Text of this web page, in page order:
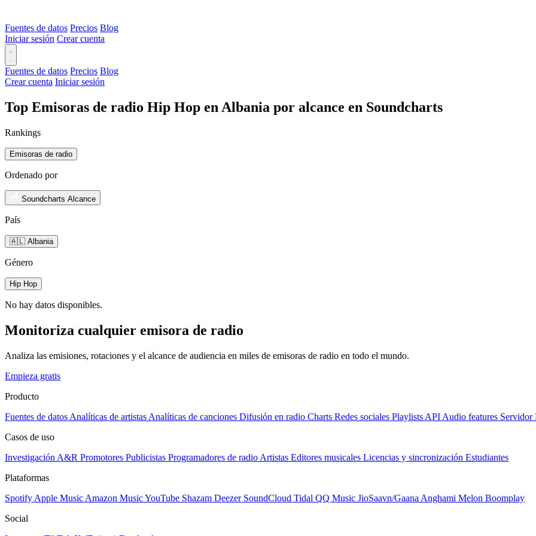
Fuentes de datos Precios Blog
Iniciar sesión Crear cuenta
Fuentes de datos Precios Blog
Crear cuenta Iniciar sesión
Top Emisoras de radio Hip Hop en Albania por alcance en Soundcharts
Rankings
Emisoras de radio
Ordenado por
Soundcharts Alcance
País
🇦🇱 Albania
Género
Hip Hop
No hay datos disponibles.
Monitoriza cualquier emisora de radio
Analiza las emisiones, rotaciones y el alcance de audiencia en miles de emisoras de radio en todo el mundo.
Empieza gratis
Producto
Fuentes de datos Analíticas de artistas Analíticas de canciones Difusión en radio Charts Redes sociales Playlists API Audio features Servidor
Casos de uso
Investigación A&R Promotores Publicistas Programadores de radio Artistas Editores musicales Licencias y sincronización Estudiantes
Plataformas
Spotify Apple Music Amazon MusicYouTube Shazam Deezer SoundCloud Tidal QQ Music JioSaavn/Gaana Anghami Melon Boomplay
Social